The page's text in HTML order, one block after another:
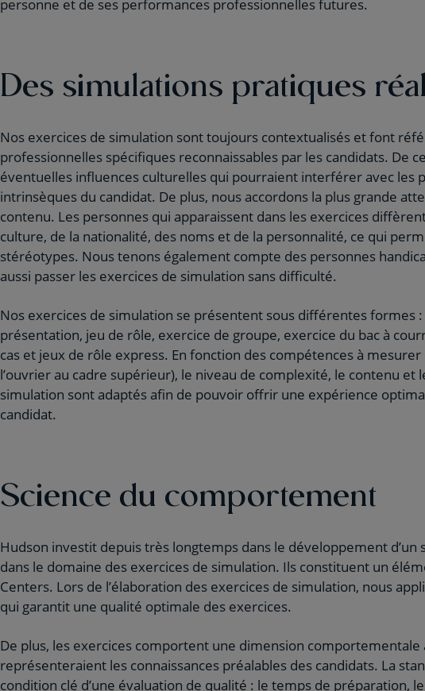
personne et de ses performances professionnelles futures.
Des simulations pratiques
Nos exercices de simulation sont toujours contextualisés et font
professionnelles spécifiques reconnaissables par les candidats. De
éventuelles influences culturelles qui pourraient interférer avec les
intrinsèques du candidat. De plus, nous accordons la plus grande
contenu. Les personnes qui apparaissent dans les exercices
culture, de la nationalité, des noms et de la personnalité, ce qui
stéréotypes. Nous tenons également compte des personnes
aussi passer les exercices de simulation sans difficulté.
Nos exercices de simulation se présentent sous différentes formes :
présentation, jeu de rôle, exercice de groupe, exercice du bac à
cas et jeux de rôle express. En fonction des compétences à
l’ouvrier au cadre supérieur), le niveau de complexité, le contenu et
simulation sont adaptés afin de pouvoir offrir une expérience
candidat.
Science du comportement
Hudson investit depuis très longtemps dans le développement d’un
dans le domaine des exercices de simulation. Ils constituent un
Centers. Lors de l’élaboration des exercices de simulation, nous
qui garantit une qualité optimale des exercices.
De plus, les exercices comportent une dimension comportementale
représenteraient les connaissances préalables des candidats. La
condition clé d’une évaluation de qualité : le temps de préparation,